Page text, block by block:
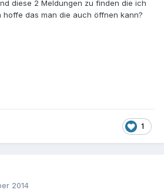
diese 2 Meldungen zu finden die ich
das man die auch öffnen kann?
1
2014